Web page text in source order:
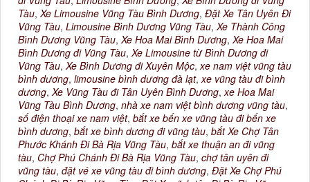
Tàu,Xe Limousine Vũng Tàu Bình Dương, Đặt Xe Tân Uyên Đi
Vũng Tàu, Limousine Bình Dương Vũng Tàu,Xe Thành Công
Bình Dương Vũng Tàu,Xe Hoa Mai Bình Dương,Xe Hoa Mai
Bình Dương đi Vũng Tàu,Xe Limousine từ Bình Dương đi
Vũng Tàu,Xe Bình Dương đi Xuyên Mộc,xe nam việt vũng tàu
bình dương, limousine bình dương đà lạt,xe vũng tàu đi bình
dương,Xe Vũng Tàu đi Tân Uyên Bình Dương,xe Hoa Mai
Vũng Tàu Bình Dương, nhà xe nam việt bình dương vũng tàu,
số điện thoại xe nam việt, bắt xe bến xe vũng tàu đi bến xe
bình dương, bắt xe bình dương đi vũng tàu, bắt Xe Chợ Tân
Phước Khánh Đi Bà Rịa Vũng Tàu, bắt xe thuận an đi vũng
tàu, Chợ Phú Chánh Đi Bà Rịa Vũng Tàu, chợ tân uyên đi
vũng tàu, đặt vé xe vũng tàu đi bình dương, Đặt Xe Chợ Phú